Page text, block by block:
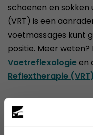
schoenen en
(VRT) is een
voetmassages kunt
positie. Meer weten?
Voetreflexologieen
Reflextherapie
Cursussen
interesseren